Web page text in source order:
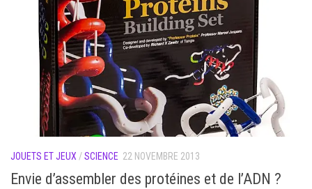
JOUETS ET JEUX /SCIENCE 22 NOVEMBRE 2013
Envie d’assembler des protéines et de l’ADN ?